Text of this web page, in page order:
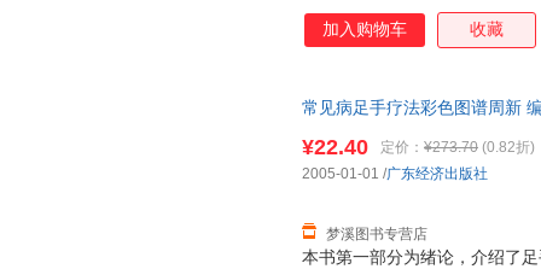
威推荐：针对阿尔茨海默，很
科学道理和照护过程中的“适
加入购物车 收藏
常见病足手疗法彩色图谱周新
本书第一部分为绪论，介绍了
¥22.40 定价： ¥273.70 (0.82折)
梦溪图书专营店
2005-01-01 /广东经济出版社